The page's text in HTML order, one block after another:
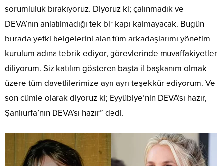
sorumluluk bırakıyoruz. Diyoruz ki; çalınmadık ve
DEVA’nın anlatılmadığı tek bir kapı kalmayacak. Bugün
burada yetki belgelerini alan tüm arkadaşlarımı yönetim
kurulum adına tebrik ediyor, görevlerinde muvaffakiyetler
diliyorum. Siz katılım gösteren başta il başkanım olmak
üzere tüm davetlilerimize ayrı ayrı teşekkür ediyorum. Ve
son cümle olarak diyoruz ki; Eyyübiye’nin DEVA’sı hazır,
Şanlıurfa’nın DEVA’sı hazır” dedi.